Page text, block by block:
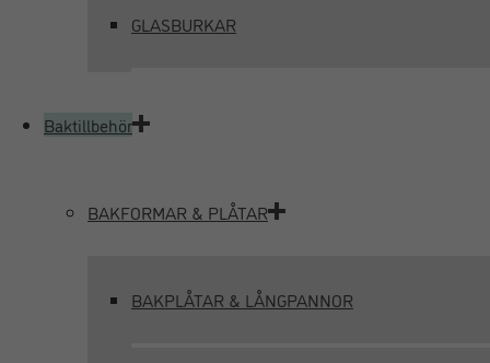
GLASBURKAR
Baktillbehör
BAKFORMAR & PLÅTAR
BAKPLÅTAR & LÅNGPANNOR